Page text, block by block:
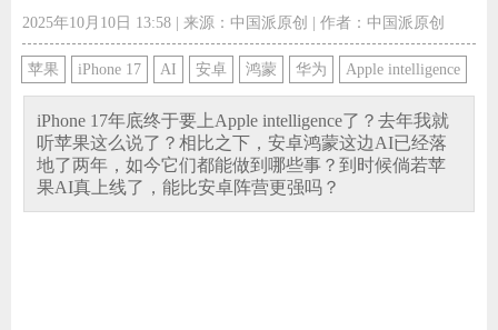
导购 新闻 视频
图赏 游记 直播
2025年10月10日 13:58| 来源：中国派原创 | 作者：中国派原创
苹果 iPhone 17 AI 安卓 鸿蒙 华为 Apple intelligence
iPhone 17年底终于要上Apple intelligence了？去年我就
听苹果这么说了？相比之下，安卓鸿蒙这边AI已经落
地了两年，如今它们都能做到哪些事？到时候倘若苹
果AI真上线了，能比安卓阵营更强吗？